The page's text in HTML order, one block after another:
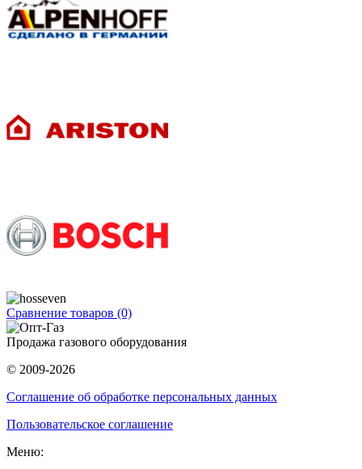
Сравнение товаров (0)
Продажа газового оборудования
© 2009-2026
Соглашение об обработке персональных данных
Пользовательское соглашение
Меню: